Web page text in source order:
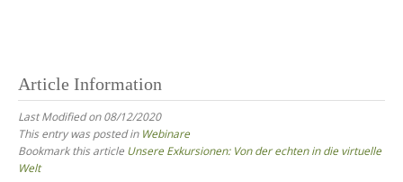
Article Information
Last Modified on 08/12/2020
This entry was posted in Webinare
Bookmark this article Unsere Exkursionen: Von der echten in die virtuelle
Welt